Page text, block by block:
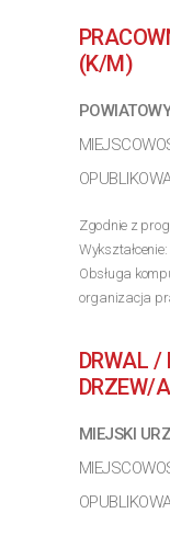
>> Poznaj
(K/M)
Zgodnie z
Obsługa
organizacja
>> Poznaj
DRWAL /
DRZEW/
MIEJSKI